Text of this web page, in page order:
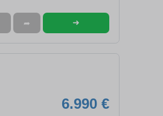
➦ ➜
6.990 €